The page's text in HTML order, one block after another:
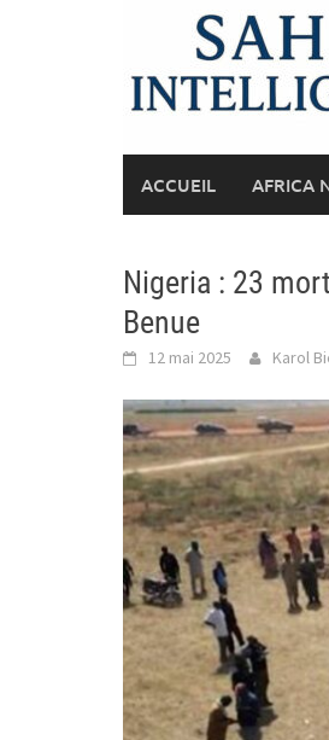
ACCUEIL AFRICA
Nigeria : 23
Benue
12 mai 2025 Karol